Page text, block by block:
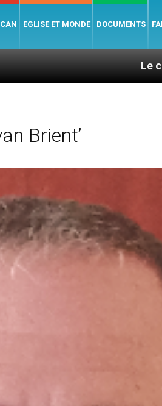
EGLISE ET MONDE DOCUMENTS
Le cardinal Aveline
Brient’